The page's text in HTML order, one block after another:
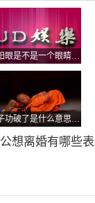
阴阳眼是不是一个眼睛大一个小，阴阳眼是不是妄想症？
想离婚有哪些表